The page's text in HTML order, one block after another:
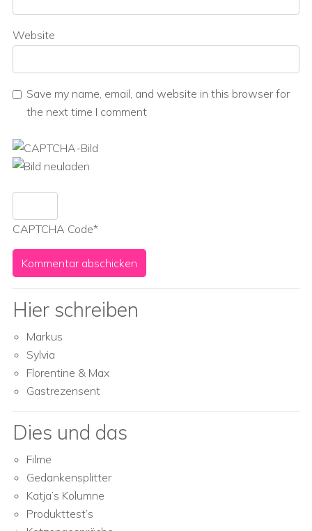
Website
Save my name, email, and website in this browser for
the next time I comment
CAPTCHA Code*
Hier schreiben
Markus
Sylvia
Florentine & Max
Gastrezensent
Dies und das
Filme
Gedankensplitter
Katja’s Kolumne
Produkttest’s